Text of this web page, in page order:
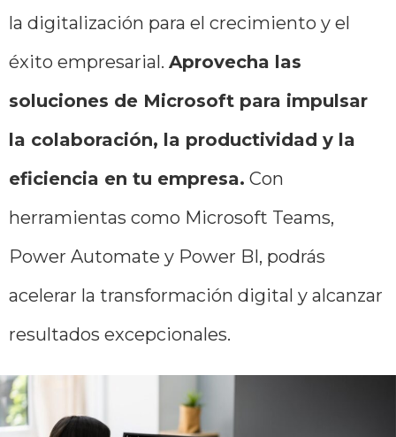
la digitalización para el crecimiento y el
éxito empresarial. Aprovecha las
soluciones de Microsoft para impulsar
la colaboración, la productividad y la
eficiencia en tu empresa. Con
herramientas como Microsoft Teams,
Power Automate y Power BI, podrás
acelerar la transformación digital y alcanzar
resultados excepcionales.